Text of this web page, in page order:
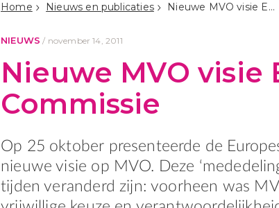
Home Nieuws en publicaties Nieuwe MVO visie Europese Commissie
NIEUWS / november 14, 2011
Nieuwe MVO visie
Commissie
Op 25 oktober presenteerde de
nieuwe visie op MVO. Deze
tijden veranderd zijn: voorheen was